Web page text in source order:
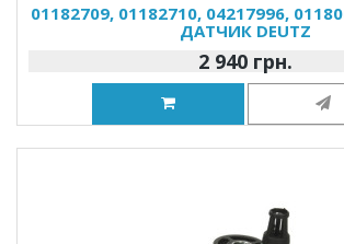
01182709, 01182710, 04217996,
ДАТЧИК DEUTZ
2 940 грн.